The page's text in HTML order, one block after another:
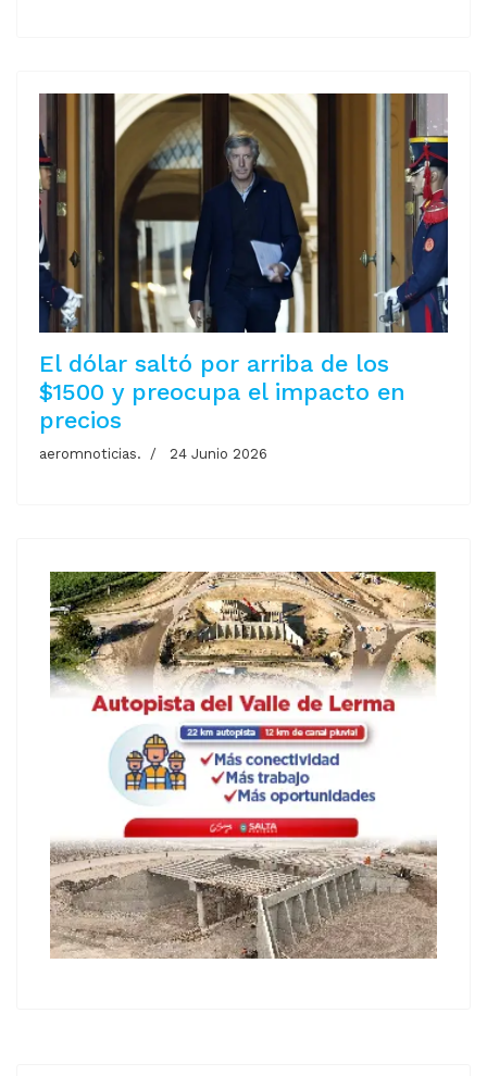
El dólar saltó por arriba de los
$1500 y preocupa el impacto en
precios
aeromnoticias. 24 Junio 2026